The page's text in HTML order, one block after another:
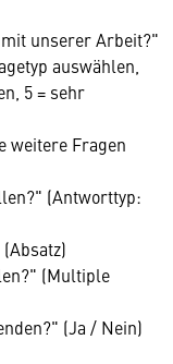
unserer Arbeit?"
auswählen,
5 = sehr
weitere Fragen
(Antworttyp:
(Multiple
(Ja / Nein)